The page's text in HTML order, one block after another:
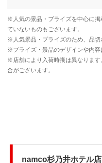
namco杉乃井ホテル店